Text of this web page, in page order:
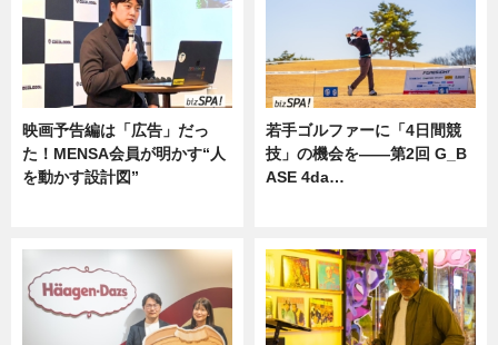
映画予告編は「広告」だっ
た！MENSA会員が明かす“人
を動かす設計図”
若手ゴルファーに「4日間競
技」の機会を——第2回 G_B
ASE 4da…